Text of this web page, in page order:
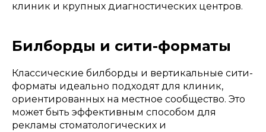
клиник и крупных диагностических центров.
Билборды и сити-форматы
Классические билборды и вертикальные сити-
форматы идеально подходят для клиник,
ориентированных на местное сообщество. Это
может быть эффективным способом для
рекламы стоматологических и